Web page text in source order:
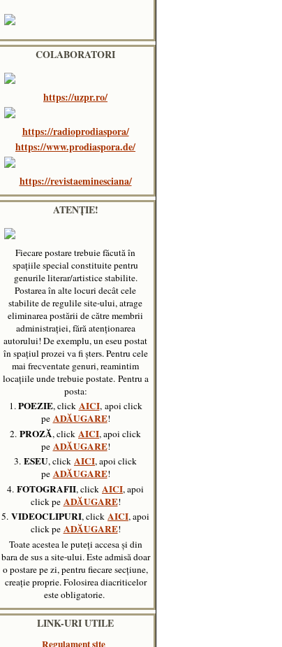
COLABORATORI
https://uzpr.ro/
https://radioprodiaspora/
https://www.prodiaspora.de/
https://revistaeminesciana/
ATENȚIE!
Fiecare postare trebuie făcută în
spaţiile special constituite pentru
genurile literar/artistice stabilite.
Postarea în alte locuri decât cele
stabilite de regulile site-ului, atrage
eliminarea postării de către membrii
administraţiei, fără atenţionarea
autorului! De exemplu, un eseu postat
în spațiul prozei va fi șters. Pentru cele
mai frecventate genuri, reamintim
locațiile unde trebuie postate. Pentru a
posta:
1.POEZIE, click AICI, apoi click
pe ADĂUGARE!
2. PROZĂ, click AICI, apoi click
pe ADĂUGARE!
3. ESEU, click AICI, apoi click
pe ADĂUGARE!
4. FOTOGRAFII, click AICI, apoi
click pe ADĂUGARE!
5. VIDEOCLIPURI, click AICI,apoi
click pe ADĂUGARE!
Toate acestea le puteți accesa și din
bara de sus a site-ului. Este admisă doar
o postare pe zi, pentru fiecare secțiune,
creație proprie. Folosirea diacriticelor
este obligatorie.
LINK-URI UTILE
Regulament site